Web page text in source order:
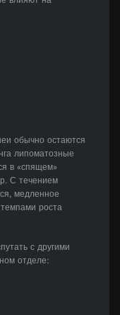
обычно остаются
липоматозные
в «спящем»
С течением
медленное
роста
с другими
отделе: